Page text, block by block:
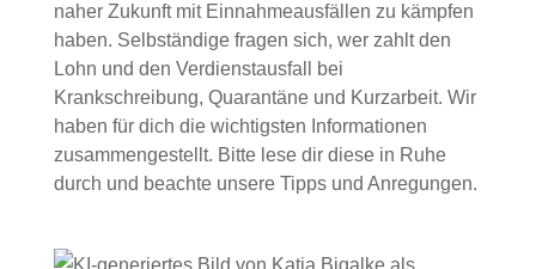
naher Zukunft mit Einnahmeausfällen zu kämpfen
haben. Selbständige fragen sich, wer zahlt den
Lohn und den Verdienstausfall bei
Krankschreibung, Quarantäne und Kurzarbeit. Wir
haben für dich die wichtigsten Informationen
zusammengestellt. Bitte lese dir diese in Ruhe
durch und beachte unsere Tipps und Anregungen.